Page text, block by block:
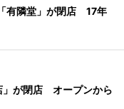
有隣堂」が閉店 17年
」が閉店 オープンから